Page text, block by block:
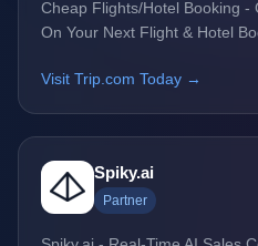
Cheap Flights/Hotel Booking -
On Your Next Flight & Hotel
Visit Trip.com Today →
Spiky.ai
Partner